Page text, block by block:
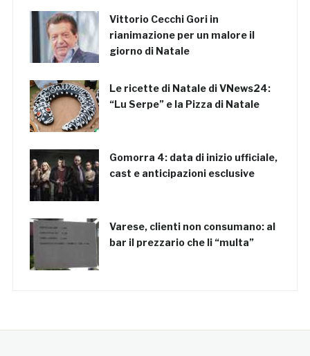
Vittorio Cecchi Gori in
rianimazione per un malore il
giorno di Natale
Le ricette di Natale di VNews24:
“Lu Serpe” e la Pizza di Natale
Gomorra 4: data di inizio ufficiale,
cast e anticipazioni esclusive
Varese, clienti non consumano: al
bar il prezzario che li “multa”